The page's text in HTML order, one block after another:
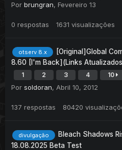
Por brungran, Fevereiro 13
0 respostas 1631 visualizações
otserv 8.x
[Original]Global
8.60 [I'm Back](Links
1 2 3 4 10
Por soldoran, Abril 10, 2012
137 respostas 80420
divulgação
Bleach Shadows
18.08.2025 Beta Test